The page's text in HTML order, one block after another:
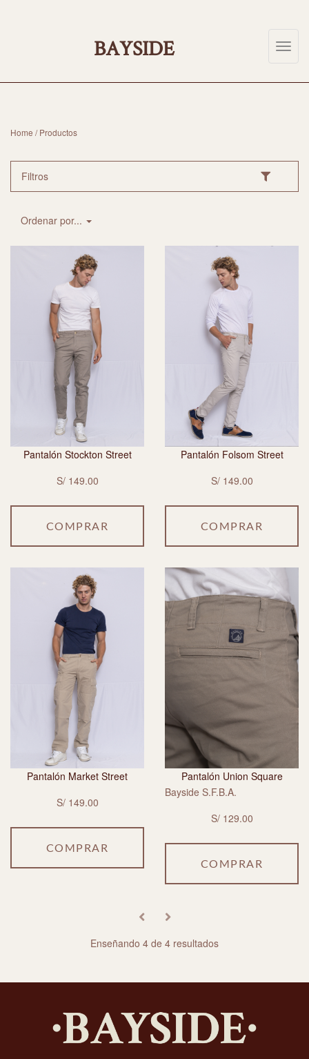
BAYSIDE
2025
CONTACT
(0)
Home / Productos
Filtros
Ordenar por...
Pantalón Stockton Street
S/ 149.00
COMPRAR
Pantalón Folsom Street
S/ 149.00
COMPRAR
Pantalón Market Street
S/ 149.00
COMPRAR
Pantalón Union Square
Bayside S.F.B.A.
S/ 129.00
COMPRAR
Enseñando 4 de 4 resultados